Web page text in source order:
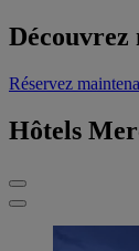
Découvrez
Réservez
Hôtels